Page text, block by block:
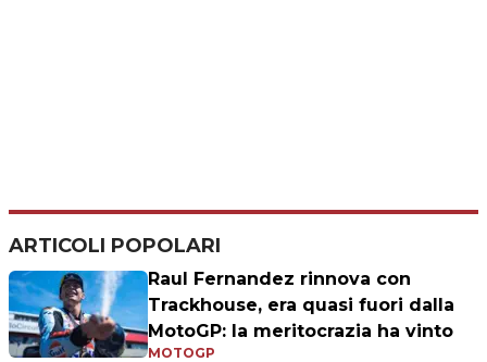
ARTICOLI POPOLARI
Raul Fernandez rinnova con
Trackhouse, era quasi fuori dalla
MotoGP: la meritocrazia ha vinto
MOTOGP